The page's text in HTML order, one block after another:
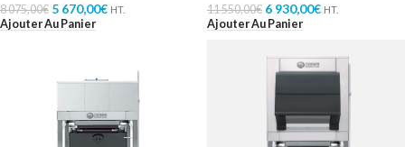
8 075,00€ 5 670,00€ HT.
Ajouter Au Panier
11 550,00€ 6 930,00€ HT.
Ajouter Au Panier